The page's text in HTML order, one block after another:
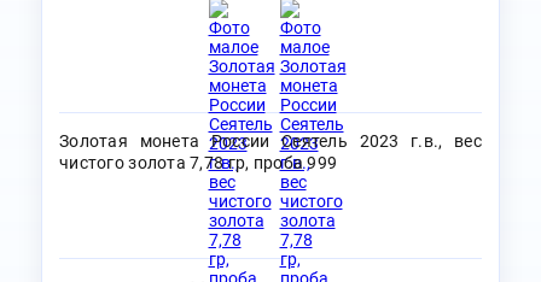
Золотая монета России Сеятель 2023 г.в., вес
чистого золота 7,78 гр, проба 999